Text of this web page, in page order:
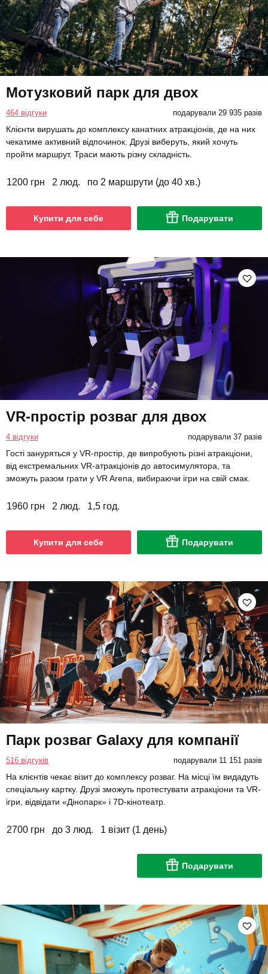
Мотузковий парк для двох
464 відгуки подарували 29 935 разів
Клієнти вирушать до комплексу канатних атракціонів, де на них
чекатиме активний відпочинок. Друзі виберуть, який хочуть
пройти маршрут. Траси мають різну складність.
1200 грн 2 люд. по 2 маршрути (до 40 хв.)
Купити для себе Подарувати
VR-простір розваг для двох
4 відгуки подарували 37 разів
Гості зануряться у VR-простір, де випробують різні атракціони,
від екстремальних VR-атракціонів до автосимулятора, та
зможуть разом грати у VR Arena, вибираючи ігри на свій смак.
1960 грн 2 люд. 1,5 год.
Купити для себе Подарувати
Парк розваг Galaxy для компанії
516 відгуків подарували 11 151 разів
На клієнтів чекає візит до комплексу розваг. На місці їм видадуть
спеціальну картку. Друзі зможуть протестувати атракціони та VR-
ігри, відвідати «Дінопарк» і 7D-кінотеатр.
2700 грн до 3 люд. 1 візит (1 день)
Подарувати